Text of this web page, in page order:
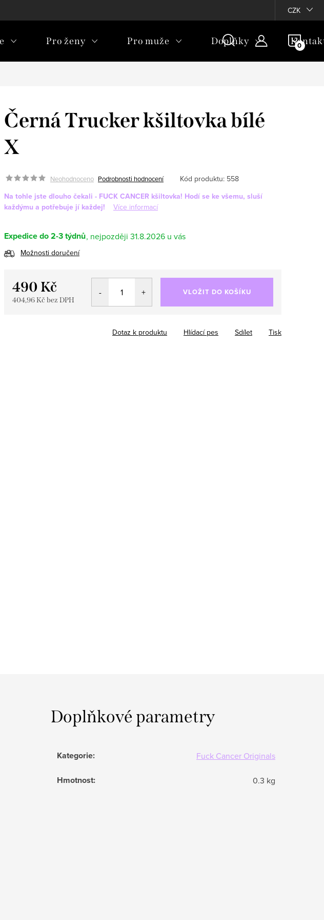
CZK
Pro ženy Pro muže Doplňky
Černá Trucker kšiltovka bílé
X
Neohodnoceno Podrobnosti hodnocení Kód produktu: 558
Na tohle jste dlouho čekali - FUCK CANCER kšiltovka! Hodí se ke všemu, sluší
každýmu a potřebuje jí každej!
Více informací
Expedice do 2-3 týdnů 31.8.2026
Možnosti doručení
490 Kč
404,96 Kč bez DPH
VLOŽIT DO KOŠÍKU
Tisk
Dotaz k produktu Hlídací pes Sdílet
Doplňkové parametry
Kategorie: Fuck Cancer Originals
Hmotnost: 0.3 kg